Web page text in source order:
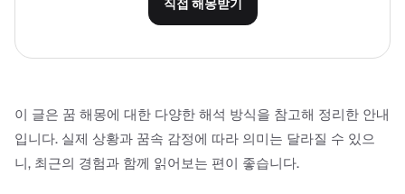
직접 해몽받기
이 글은 꿈 해몽에 대한 다양한 해석 방식을 참고해 정리한 안내
입니다. 실제 상황과 꿈속 감정에 따라 의미는 달라질 수 있으
니, 최근의 경험과 함께 읽어보는 편이 좋습니다.